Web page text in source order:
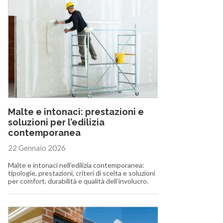
Malte e intonaci: prestazioni e
soluzioni per l’edilizia
contemporanea
22 Gennaio 2026
Malte e intonaci nell’edilizia contemporanea:
tipologie, prestazioni, criteri di scelta e soluzioni
per comfort, durabilità e qualità dell’involucro.